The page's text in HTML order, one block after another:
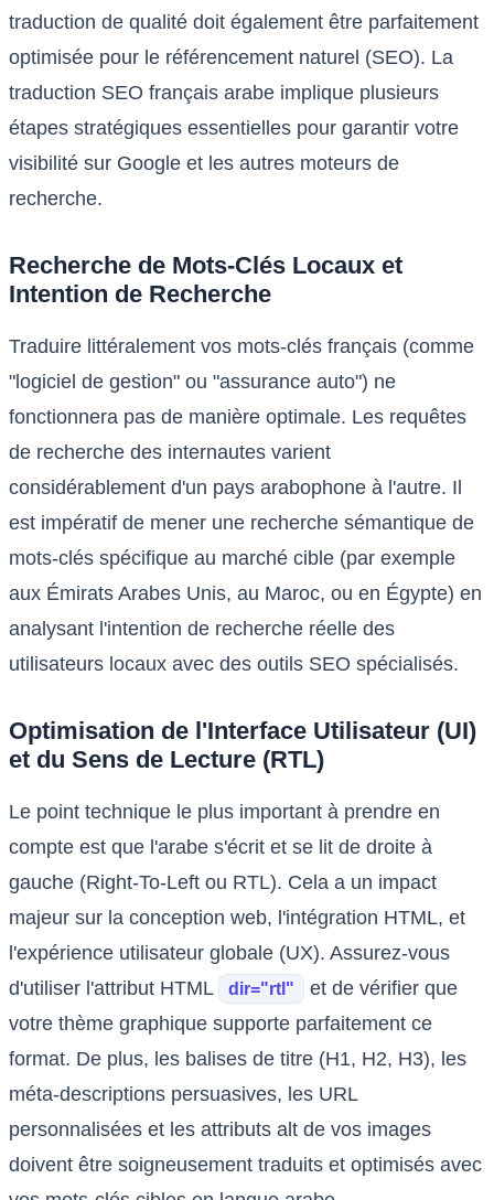
traduction de qualité doit également être parfaitement
optimisée pour le référencement naturel (SEO). La
traduction SEO français arabe implique plusieurs
étapes stratégiques essentielles pour garantir votre
visibilité sur Google et les autres moteurs de
recherche.
Recherche de Mots-Clés Locaux et
Intention de Recherche
Traduire littéralement vos mots-clés français (comme
"logiciel de gestion" ou "assurance auto") ne
fonctionnera pas de manière optimale. Les requêtes
de recherche des internautes varient
considérablement d'un pays arabophone à l'autre. Il
est impératif de mener une recherche sémantique de
mots-clés spécifique au marché cible (par exemple
aux Émirats Arabes Unis, au Maroc, ou en Égypte) en
analysant l'intention de recherche réelle des
utilisateurs locaux avec des outils SEO spécialisés.
Optimisation de l'Interface Utilisateur (UI)
et du Sens de Lecture (RTL)
Le point technique le plus important à prendre en
compte est que l'arabe s'écrit et se lit de droite à
gauche (Right-To-Left ou RTL). Cela a un impact
majeur sur la conception web, l'intégration HTML, et
l'expérience utilisateur globale (UX). Assurez-vous
d'utiliser l'attribut HTML
dir="rtl"
et de vérifier que
votre thème graphique supporte parfaitement ce
format. De plus, les balises de titre (H1, H2, H3), les
méta-descriptions persuasives, les URL
personnalisées et les attributs alt de vos images
doivent être soigneusement traduits et optimisés avec